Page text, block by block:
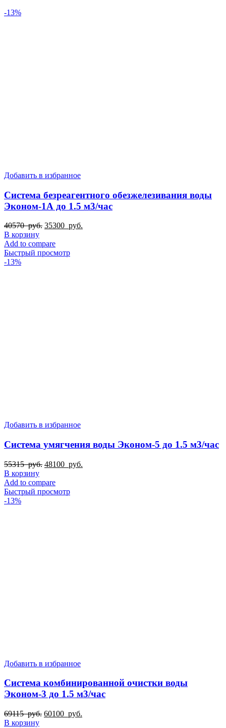
-13%
Добавить в избранное
Система безреагентного обезжелезивания воды
Эконом-1А до 1.5 м3/час
40570руб. Первоначальная
составляла
40570
35300 руб.
В корзину
Add to compare
Быстрый просмотр
-13%
Добавить в избранное
Система умягчения воды Эконом-5 до 1.5 м3/час
55315руб. Первоначальная
составляла
55315
48100 руб.
В корзину
Add to compare
Быстрый просмотр
-13%
Добавить в избранное
Система комбинированной очистки воды
Эконом-3 до 1.5 м3/час
69115руб. Первоначальная
60100 руб.
В корзину